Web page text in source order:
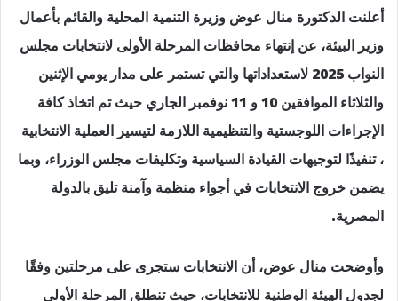
أعلنت الدكتورة منال عوض وزيرة التنمية المحلية والقائم بأعمال
وزير البيئة، عن إنتهاء محافظات المرحلة الأولى لانتخابات مجلس
النواب 2025 لاستعداداتها والتي تستمر على مدار يومي الإثنين
والثلاثاء الموافقين 10 و 11 نوفمبر الجاري حيث تم اتخاذ كافة
الإجراءات اللوجستية والتنظيمية اللازمة لتيسير العملية الانتخابية
، تنفيذًا لتوجيهات القيادة السياسية وتكليفات مجلس الوزراء، وبما
يضمن خروج الانتخابات في أجواء منظمة وآمنة تليق بالدولة
المصرية.
وأوضحت منال عوض، أن الانتخابات ستجرى على مرحلتين وفقًا
لجدول الهيئة الوطنية للانتخابات، حيث تنطلق المرحلة الأولى